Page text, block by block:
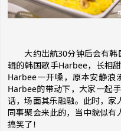
大约出航30分钟后会有韩
辑的韩国歌手Harbee，长相
Harbee一开嗓，原本安静浪
Harbee的带动下，大家一起
话，场面其乐融融。此时，家
同事聚会来此的，当中貌似有
搞笑了！